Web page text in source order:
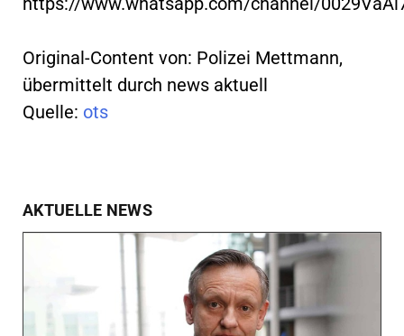
Original-Content von: Polizei Mettmann,
übermittelt durch news aktuell
Quelle: ots
AKTUELLE NEWS